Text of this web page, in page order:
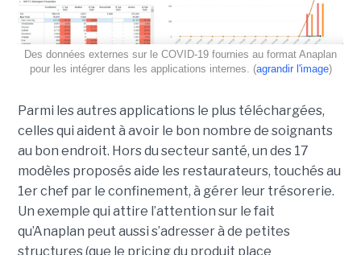
Des données externes sur le COVID-19 fournies au format Anaplan
pour les intégrer dans les applications internes. (agrandir l'image)
Parmi les autres applications le plus téléchargées,
celles qui aident à avoir le bon nombre de soignants
au bon endroit. Hors du secteur santé, un des 17
modèles proposés aide les restaurateurs, touchés au
1er chef par le confinement, à gérer leur trésorerie.
Un exemple qui attire l’attention sur le fait
qu’Anaplan peut aussi s’adresser à de petites
structures (que le pricing du produit place